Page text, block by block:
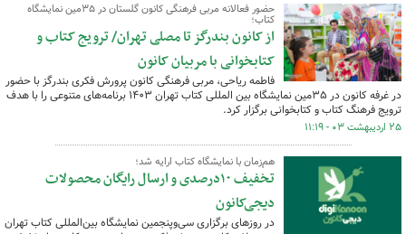
حضور فعالانه مربی فرهنگی کانون گلستان در ۳۵مین نمایشگاه
کتاب؛
از کانون بندرگز تا مصلی تهران/ ترویج کتاب و
کتابخوانی با مربیان کانون
فاطمه ریاحی، مربی فرهنگی کانون پرورش فکری بندرگز با حضور
در غرفه کانون در ۳۵مین نمایشگاه بین المللی کتاب تهران ۱۴۰۳ برنامه‌های متنوعی را با هدف
ترویج فرهنگ کتاب و کتابخوانی برگزار کرد.
۲۵ اردیبهشت ۰۳ - ۱۱:۱۹
هم‌زمان با نمایشگاه کتاب ارایه شد؛
تخفیف ۱۰درصدی و ارسال رایگان محصولات
دیجی‌کانون
در روزهای برگزاری سی‌وپنجمین نمایشگاه بین‌المللی کتاب تهران